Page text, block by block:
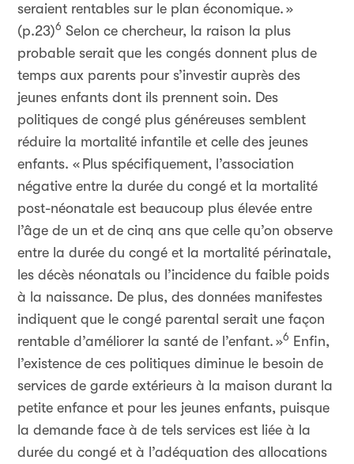
seraient rentables sur le plan économique. »
(p.23)6 Selon ce chercheur, la raison la plus
probable serait que les congés donnent plus de
temps aux parents pour s’investir auprès des
jeunes enfants dont ils prennent soin. Des
politiques de congé plus généreuses semblent
réduire la mortalité infantile et celle des jeunes
enfants. « Plus spécifiquement, l’association
négative entre la durée du congé et la mortalité
post-néonatale est beaucoup plus élevée entre
l’âge de un et de cinq ans que celle qu’on observe
entre la durée du congé et la mortalité périnatale,
les décès néonatals ou l’incidence du faible poids
à la naissance. De plus, des données manifestes
indiquent que le congé parental serait une façon
rentable d’améliorer la santé de l’enfant. »6 Enfin,
l’existence de ces politiques diminue le besoin de
services de garde extérieurs à la maison durant la
petite enfance et pour les jeunes enfants, puisque
la demande face à de tels services est liée à la
durée du congé et à l’adéquation des allocations